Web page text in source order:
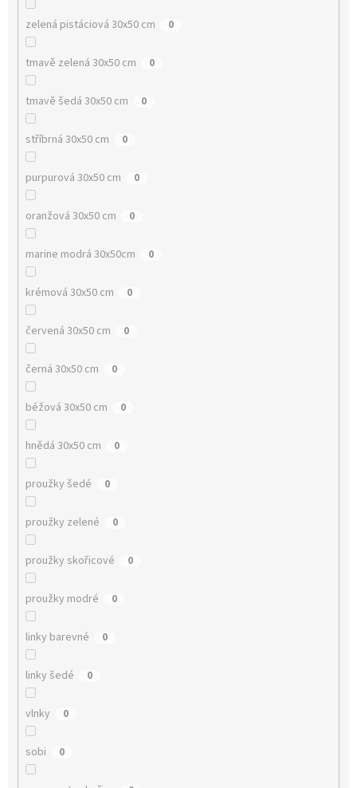
zelená pistáciová 30x50 cm 0
tmavě zelená 30x50 cm 0
tmavě šedá 30x50 cm 0
stříbrná 30x50 cm 0
purpurová 30x50 cm 0
oranžová 30x50 cm 0
marine modrá 30x50cm 0
krémová 30x50 cm 0
červená 30x50 cm 0
černá 30x50 cm 0
béžová 30x50 cm 0
hnědá 30x50 cm 0
proužky šedé 0
proužky zelené 0
proužky skořicové 0
proužky modré 0
linky barevné 0
linky šedé 0
vlnky 0
sobi 0